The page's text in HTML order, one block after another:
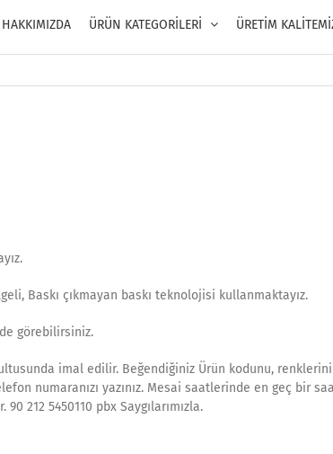
HAKKIMIZDA ÜRÜN KATEGORİLERİ ÜRETİM
Baskı çıkmayan baskı teknolojisi kullanmaktayız.
görebilirsiniz.
imal edilir. Beğendiğiniz Ürün kodunu,
numaranızı yazınız. Mesai saatlerinde en geç bir
212 5450110 pbx Saygılarımızla.